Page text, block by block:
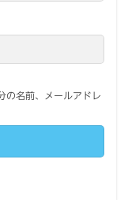
の名前、メールアドレ